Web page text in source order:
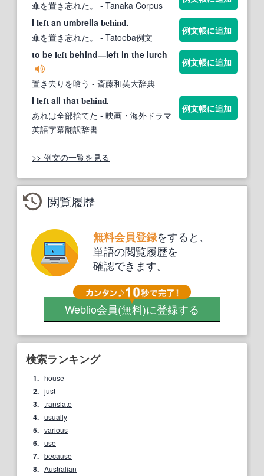
傘を置き忘れた。 - Tanaka Corpus
I left an umbrella behind.
傘を置き忘れた。
- Tatoeba例文
例文帳に追加
to be left behind―left in the lurch
置き去りを喰う - 斎藤和英大辞典
例文帳に追加
I left all that behind.
あれは全部捨てた - 映画・海外ドラマ
英語字幕翻訳辞書
例文帳に追加
>> 例文の一覧を見る
閲覧履歴
無料会員登録をすると、
単語の閲覧履歴を
確認できます。
Weblio会員(無料)に登録する
検索ランキング
1. house
2. just
3. translate
4. usually
5. various
6. use
7. because
8. Australian